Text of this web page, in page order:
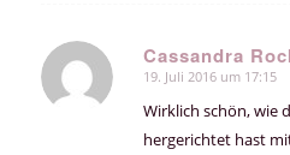
Cassandra
sagte:
19. Juli 2016 um 17:15
Wirklich schön, wie
hergerichtet hast